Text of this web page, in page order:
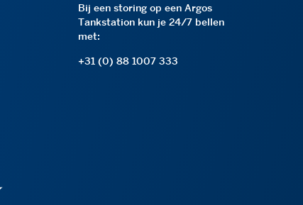
Bij een storing op een Argos
Tankstation kun je 24/7 bellen
met:
+31 (0) 88 1007 333